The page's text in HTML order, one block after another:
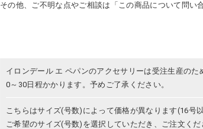
その他、ご不明な点やご相談は「この商品について問い
イロンデール エ ペパンのアクセサリーは受注生産の
0～30日程かかります。予めご了承ください。
こちらはサイズ(号数)によって価格が異なります(16号
ご希望のサイズ(号数)を選択していただき、ご注文くだ